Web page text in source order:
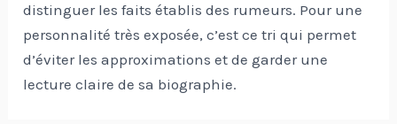
distinguer les faits établis des rumeurs. Pour une
personnalité très exposée, c’est ce tri qui permet
d’éviter les approximations et de garder une
lecture claire de sa biographie.